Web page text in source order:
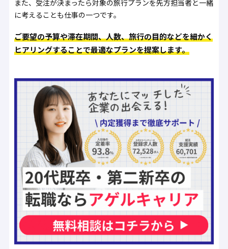
また、受注が決まったら対象の旅行プランを先方担当者と一緒
に考えることも仕事の一つです。
ご要望の予算や滞在期間、人数、旅行の目的などを細かく
ヒアリングすることで最適なプランを提案します。